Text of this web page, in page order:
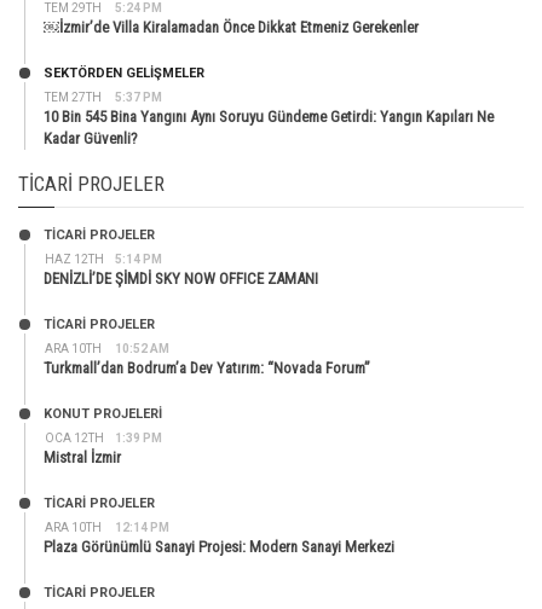
TEM 29TH 5:24 PM
￼İzmir’de Villa Kiralamadan Önce Dikkat Etmeniz Gerekenler
TEM 27TH 5:37 PM
SEKTÖRDEN GELIŞMELER
10 Bin 545 Bina Yangını Aynı Soruyu Gündeme Getirdi: Yangın Kapıları Ne
Kadar Güvenli?
TICARI PROJELER
HAZ 12TH 5:14 PM
TİCARİ PROJELER
DENİZLİ’DE ŞİMDİ SKY NOW OFFICE ZAMANI
ARA 10TH 10:52 AM
TİCARİ PROJELER
Turkmall’dan Bodrum’a Dev Yatırım: “Novada Forum”
OCA 12TH 1:39 PM
KONUT PROJELERI
Mistral İzmir
ARA 10TH 12:14 PM
TİCARİ PROJELER
Plaza Görünümlü Sanayi Projesi: Modern Sanayi Merkezi
TİCARİ PROJELER